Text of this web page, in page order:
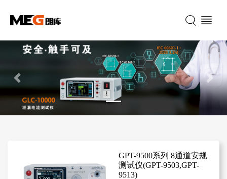
Previous Next
GPT-9500系列 8通道安规
测试仪(GPT-9503,GPT-
9513)